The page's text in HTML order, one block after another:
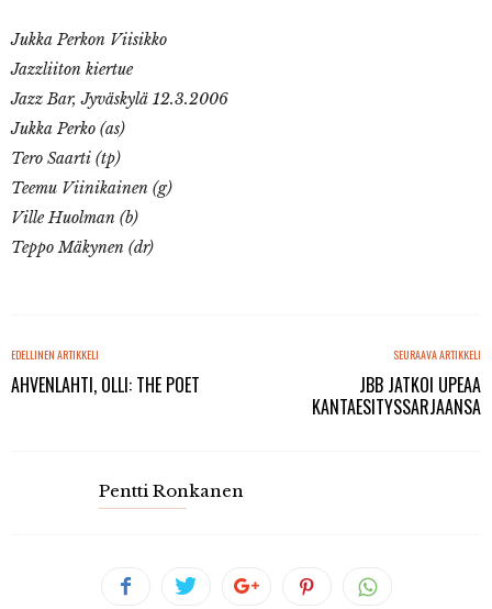
Jukka Perkon Viisikko
Jazzliiton kiertue
Jazz Bar, Jyväskylä 12.3.2006
Jukka Perko (as)
Tero Saarti (tp)
Teemu Viinikainen (g)
Ville Huolman (b)
Teppo Mäkynen (dr)
EDELLINEN ARTIKKELI
AHVENLAHTI, OLLI: THE POET
SEURAAVA ARTIKKELI
JBB JATKOI UPEAA
KANTAESITYSSARJAANSA
Pentti Ronkanen